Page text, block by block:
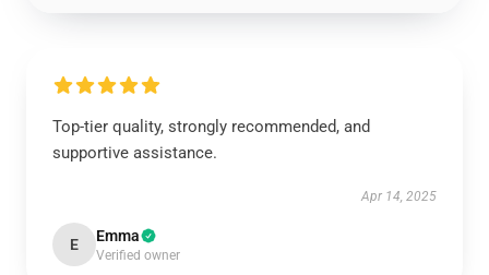
Top-tier quality, strongly recommended, and
supportive assistance.
Apr 14, 2025
E Emma
Verified owner